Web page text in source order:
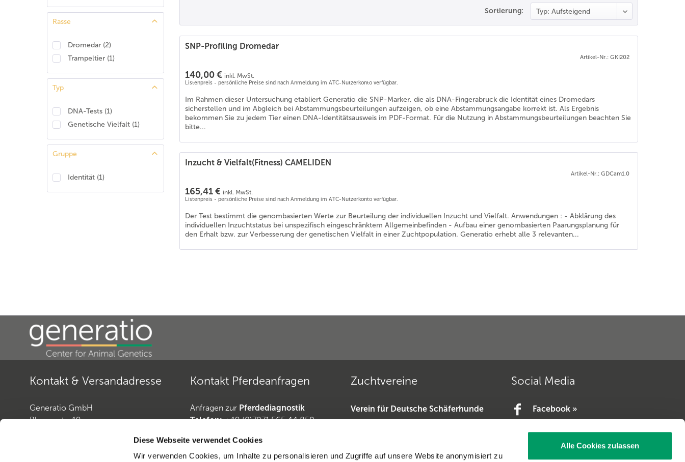
Diese Webseite verwendet Cookies
Wir verwenden Cookies, um Inhalte zu personalisieren und Zugriffe auf unsere Website anonymisiert zu
Alle Cookies zulassen
Rasse
Dromedar (2)
Trampeltier (1)
Typ
DNA-Tests (1)
Genetische Vielfalt (1)
Gruppe
Identität (1)
Sortierung:
SNP-Profiling Dromedar
Artikel-Nr.: GKI202
140,00 € inkl. MwSt.
Listenpreis - persönliche Preise sind nach Anmeldung im ATC-Nutzerkonto verfügbar.
Im Rahmen dieser Untersuchung etabliert Generatio die SNP-Marker, die als DNA-Fingerabruck die Identität eines Dromedars
sicherstellen und im Abgleich bei Abstammungsbeurteilungen aufzeigen, ob eine Abstammungsangabe korrekt ist. Als Ergebnis
bekommen Sie zu jedem Tier einen DNA-Identitätsausweis im PDF-Format. Für die Nutzung in Abstammungsbeurteilungen beachten Sie
bitte...
Inzucht & Vielfalt(Fitness) CAMELIDEN
Artikel-Nr.: GDCam1.0
165,41 € inkl. MwSt.
Listenpreis - persönliche Preise sind nach Anmeldung im ATC-Nutzerkonto verfügbar.
Der Test bestimmt die genombasierten Werte zur Beurteilung der individuellen Inzucht und Vielfalt. Anwendungen : - Abklärung des
individuellen Inzuchtstatus bei unspezifisch eingeschränktem Allgemeinbefinden - Aufbau einer genombasierten Paarungsplanung für
den Erhalt bzw. zur Verbesserung der genetischen Vielfalt in einer Zuchtpopulation. Generatio erhebt alle 3 relevanten...
Kontakt & Versandadresse
Generatio GmbH
Blumenstr. 49
Hundediagnostik
Kontakt Pferdeanfragen
Anfragen zur Pferdediagnostik
Telefon: +49 (0)7071 565 44 850
E-Mail:Pferdeanfragen
Zuchtvereine
Verein für Deutsche Schäferhunde
Social Media
Facebook »
YouTube »